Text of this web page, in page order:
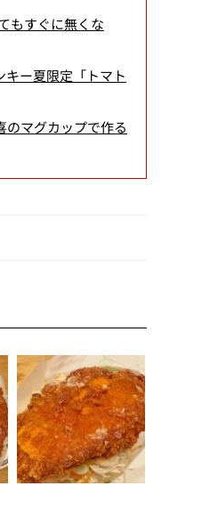
もすぐに無くな
ー夏限定「トマト
のマグカップで作る